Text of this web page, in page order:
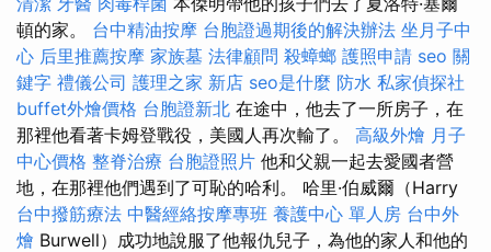
頓的家。 台中精油按摩 台胞證過期後的解決辦法 坐月子中
心 后里推薦按摩 家族墓 法律顧問 殺蟑螂 護照申請 seo 關
鍵字 禮儀公司 護理之家 新店 seo是什麼 防水 私家偵探社
buffet外燴價格 台胞證新北 在途中，他去了一所房子，在
那裡他看著卡姆登戰役，美國人再次輸了。 高級外燴 月子
中心價格 整脊治療 台胞證照片 他和父親一起去愛國者營
地，在那裡他們遇到了可恥的哈利。 哈里·伯威爾（Harry
台中撥筋療法 中醫經絡按摩專班 養護中心 單人房 台中外
燴 Burwell）成功地說服了他報仇兒子，為他的家人和他的